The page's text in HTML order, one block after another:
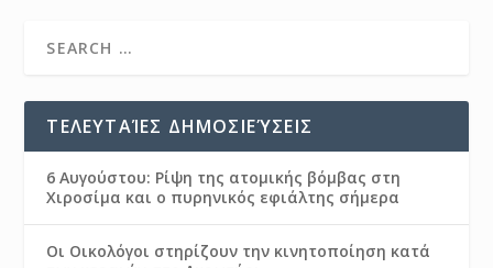
ΤΕΛΕΥΤΑΊΕΣ ΔΗΜΟΣΙΕΎΣΕΙΣ
6 Αυγούστου: Ρίψη της ατομικής βόμβας στη
Χιροσίμα και ο πυρηνικός εφιάλτης σήμερα
Οι Οικολόγοι στηρίζουν την κινητοποίηση κατά